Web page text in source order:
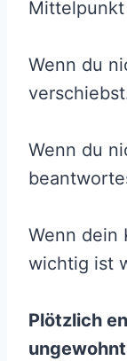
Wenn du
Wenn du
Wenn dein
wichtig ist
Plötzlich